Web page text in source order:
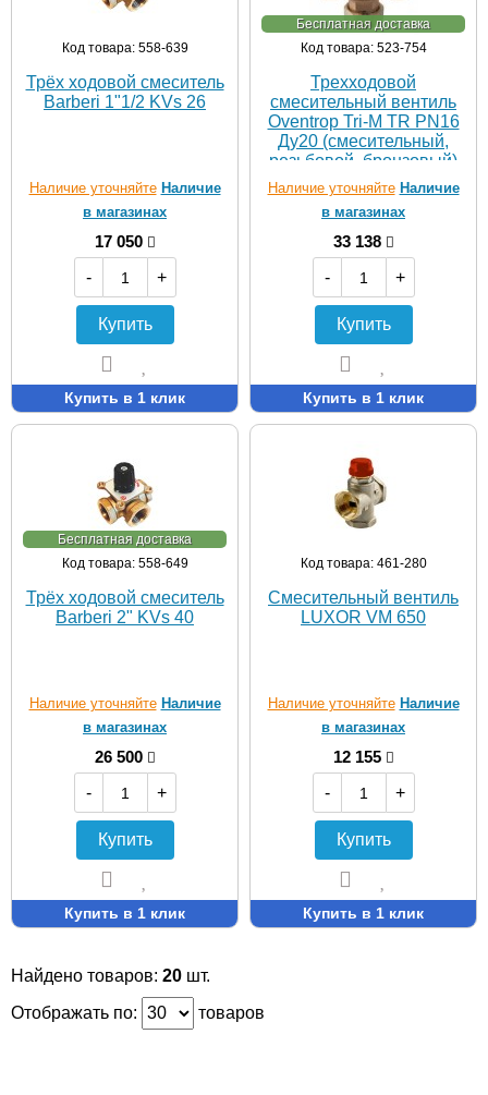
Код товара: 558-639
Трёх ходовой смеситель
Barberi 1"1/2 KVs 26
Наличие уточняйте Наличие
в магазинах
17 050
-
+
Купить
Купить в 1 клик
Бесплатная доставка
Код товара: 523-754
Трехходовой
смесительный вентиль
Oventrop Tri-М TR PN16
Ду20 (смесительный,
резьбовой, бронзовый)
Наличие уточняйте Наличие
в магазинах
33 138
-
+
Купить
Купить в 1 клик
Бесплатная доставка
Код товара: 558-649
Трёх ходовой смеситель
Barberi 2" KVs 40
Наличие уточняйте Наличие
в магазинах
26 500
-
+
Купить
Купить в 1 клик
Код товара: 461-280
Смесительный вентиль
LUXOR VM 650
Наличие уточняйте Наличие
в магазинах
12 155
-
+
Купить
Купить в 1 клик
Найдено товаров: 20 шт.
Отображать по:
товаров